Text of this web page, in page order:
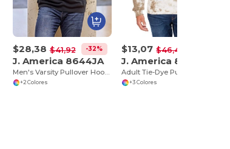
$28,38 $41,92 -32%
J. America 8644JA
Men's Varsity Pullover Hooded Sweatshirt
+2 Colores
$13,07 $46,46
J. America 8861JA
+3 Colores